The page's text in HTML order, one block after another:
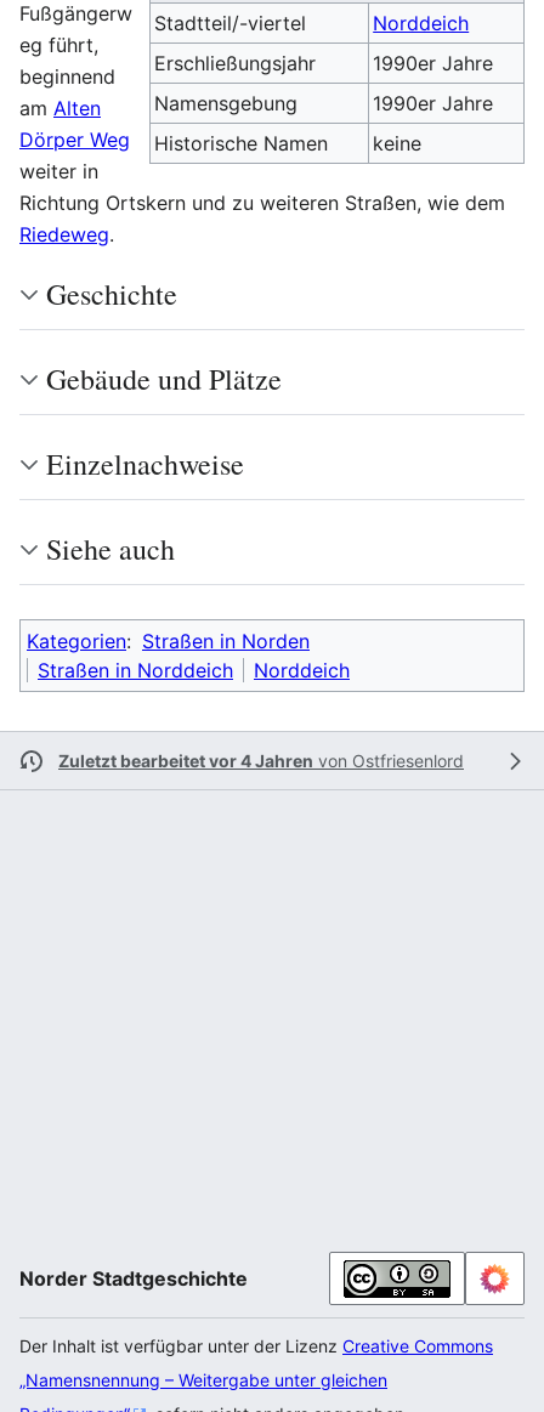
Stadtteil/-viertel
Norddeich
Erschließungsjahr
1990er Jahre
Namensgebung
1990er Jahre
Historische Namen
keine
Fußgängerw
eg führt,
beginnend
am Alten
Dörper Weg
weiter in
Richtung Ortskern und zu weiteren Straßen, wie dem
Riedeweg.
Geschichte
Gebäude und Plätze
Einzelnachweise
Siehe auch
Kategorien: Straßen in Norden
Straßen in Norddeich
Norddeich
Zuletzt bearbeitet vor 4 Jahren von Ostfriesenlord
Norder Stadtgeschichte
Der Inhalt ist verfügbar unter der Lizenz Creative Commons
„Namensnennung – Weitergabe unter gleichen